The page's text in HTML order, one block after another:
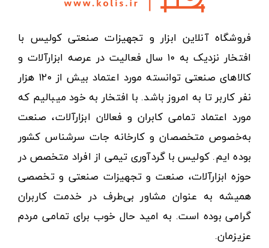
فروشگاه آنلاین ابزار و تجهیزات صنعتی کولیس با
افتخار نزدیک به ۱۰ سال فعالیت در عرصه ابزارآلات و
کالاهای صنعتی توانسته مورد اعتماد بیش از ۱۲۰ هزار
نفر کاربر تا به امروز باشد. با افتخار به خود میبالیم که
مورد اعتماد تمامی کابران و فعالان ابزارآلات، صنعت
به‌خصوص متخصصان و کارخانه جات سرشناس کشور
بوده ایم. کولیس با گردآوری تیمی از افراد متخصص در
حوزه ابزارآلات، صنعت و تجهیزات صنعتی و تخصصی
همیشه به عنوان مشاور بی‌طرف در خدمت کاربران
گرامی بوده است. به امید حال خوب برای تمامی مردم
عزیزمان.